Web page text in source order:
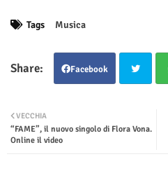
Tags Musica
Facebook
ter
VECCHIA
“FAME”, il nuovo singolo di Flora Vona.
Online il video